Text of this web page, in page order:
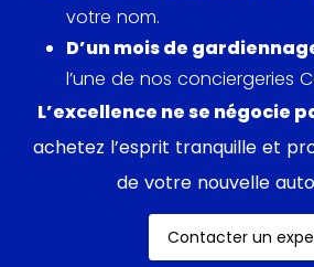
votre nom.
D’un mois de
l’une de nos conciergeries
L’excellence ne se négocie
achetez l’esprit tranquille et
de votre nouvelle
Contacter un